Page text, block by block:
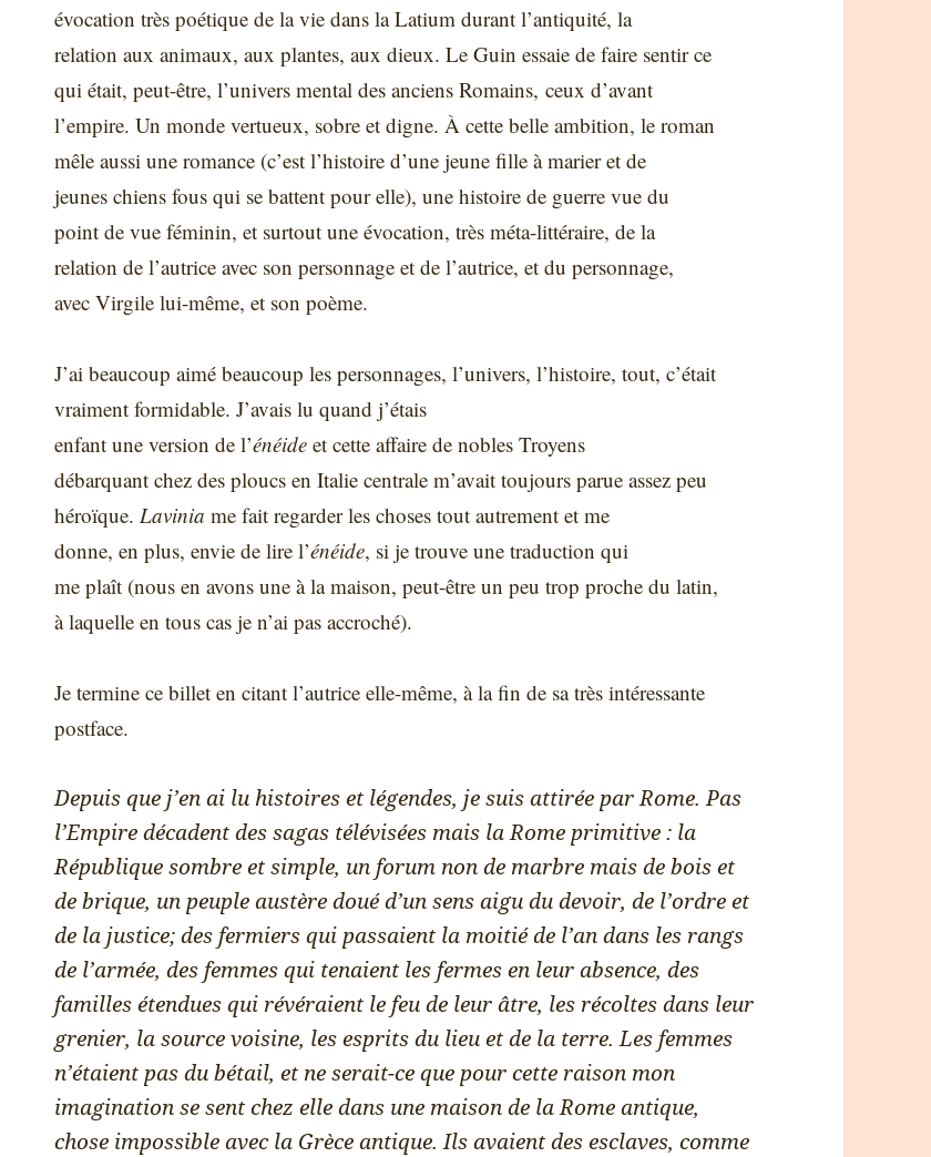
évocation très poétique de la vie dans la Latium durant l’antiquité, la
relation aux animaux, aux plantes, aux dieux. Le Guin essaie de faire sentir ce
qui était, peut-être, l’univers mental des anciens Romains, ceux d’avant
l’empire. Un monde vertueux, sobre et digne. À cette belle ambition, le roman
mêle aussi une romance (c’est l’histoire d’une jeune fille à marier et de
jeunes chiens fous qui se battent pour elle), une histoire de guerre vue du
point de vue féminin, et surtout une évocation, très méta-littéraire, de la
relation de l’autrice avec son personnage et de l’autrice, et du personnage,
avec Virgile lui-même, et son poème.
J’ai beaucoup aimé beaucoup les personnages, l’univers, l’histoire, tout, c’était
vraiment formidable. J’avais lu quand j’étais
enfant une version de l’énéide et cette affaire de nobles Troyens
débarquant chez des ploucs en Italie centrale m’avait toujours parue assez peu
héroïque.Lavinia me fait regarder les choses tout autrement et me
donne, en plus, envie de lire l’énéide, si je trouve une traduction qui
me plaît (nous en avons une à la maison, peut-être un peu trop proche du latin,
à laquelle en tous cas je n’ai pas accroché).
Je termine ce billet en citant l’autrice elle-même, à la fin de sa très intéressante
postface.
Depuis que j’en ai lu histoires et légendes, je suis attirée par Rome. Pas
l’Empire décadent des sagas télévisées mais la Rome primitive : la
République sombre et simple, un forum non de marbre mais de bois et
de brique, un peuple austère doué d’un sens aigu du devoir, de l’ordre et
de la justice; des fermiers qui passaient la moitié de l’an dans les rangs
de l’armée, des femmes qui tenaient les fermes en leur absence, des
familles étendues qui révéraient le feu de leur âtre, les récoltes dans leur
grenier, la source voisine, les esprits du lieu et de la terre. Les femmes
n’étaient pas du bétail, et ne serait-ce que pour cette raison mon
imagination se sent chez elle dans une maison de la Rome antique,
chose impossible avec la Grèce antique. Ils avaient des esclaves, comme